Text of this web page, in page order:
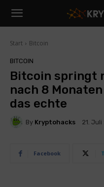
Start Bitcoin
BITCOIN
Bitcoin springt
nach 8
das echte
By Kryptohacks 21.
Facebook